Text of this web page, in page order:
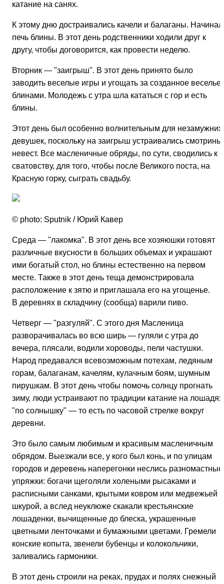
катание на санях.
К этому дню достраивались качели и балаганы.
печь блины. В этот день родственники ходили друг к
другу, чтобы договорится, как провести неделю.
Вторник — "заигрыш". В этот день принято было
заводить веселые игры и угощать за созданное веселье
блинами. Молодежь с утра шла кататься с гор и есть
блины.
Этот день был особенно волнительным для незамужних
девушек, поскольку на заигрыш устраивались смотрины
невест. Все масленичные обряды, по сути, сводились к
сватовству, для того, чтобы после Великого поста, на
Красную горку, сыграть свадьбу.
© photo: Sputnik / Юрий Кавер
Среда — "лакомка". В этот день все хозяюшки готовят
различные вкусности в больших объемах и украшают
ими богатый стол, но блины естественно на первом
месте. Также в этот день теща демонстрировала
расположение к зятю и приглашала его на угощенье.
В деревнях в складчину (сообща) варили пиво.
Четверг — "разгуляй". С этого дня Масленица
разворачивалась во всю ширь — гуляли с утра до
вечера, плясали, водили хороводы, пели частушки.
Народ предавался всевозможным потехам, ледяным
горам, балаганам, качелям, кулачным боям, шумным
пирушкам. В этот день чтобы помочь солнцу прогнать
зиму, люди устраивают по традиции катание на лошадях
"по солнышку" — то есть по часовой стрелке вокруг
деревни.
Это было самым любимым и красивым масленичным
обрядом. Выезжали все, у кого был конь, и по улицам
городов и деревень наперегонки неслись разномастные
упряжки: богачи щеголяли холеными рысаками и
расписными санками, крытыми ковром или медвежьей
шкурой, а вслед неуклюже скакали крестьянские
лошаденки, вычищенные до блеска, украшенные
цветными ленточками и бумажными цветами. Гремели
конские копыта, звенели бубенцы и колокольчики,
заливались гармоники.
В этот день строили на реках, прудах и полях снежный